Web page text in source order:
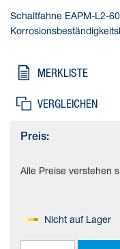
Schaltfahne EAPM-L2-
MERKLISTE
VERGLEICHEN
Preis:
Alle Preise verstehen
Nicht auf Lager